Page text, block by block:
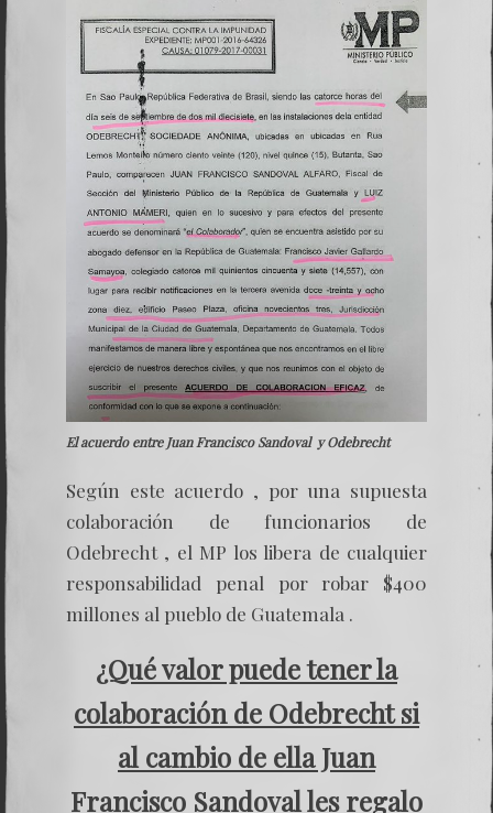
El acuerdo entre Juan Francisco Sandoval y Odebrecht
Según este acuerdo , por una supuesta
colaboración de funcionarios de
Odebrecht , el MP los libera de cualquier
responsabilidad penal por robar $400
millones al pueblo de Guatemala .
¿Qué valor puede tener la
colaboración de Odebrechtsi
al cambio de ella Juan
Francisco Sandoval les regalo